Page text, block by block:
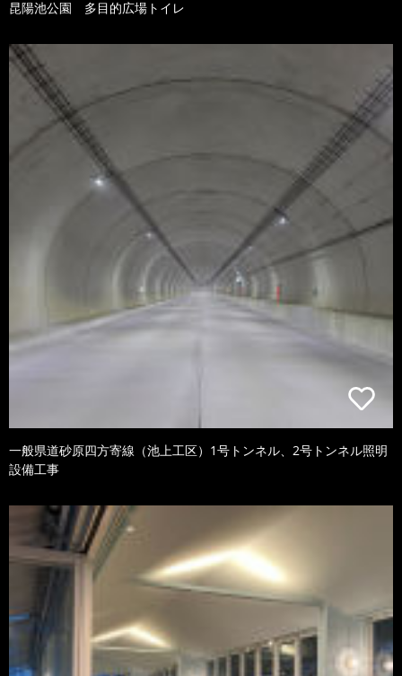
昆陽池公園 多目的広場トイレ
一般県道砂原四方寄線（池上工区）1号トンネル、2号トンネル照明
設備工事